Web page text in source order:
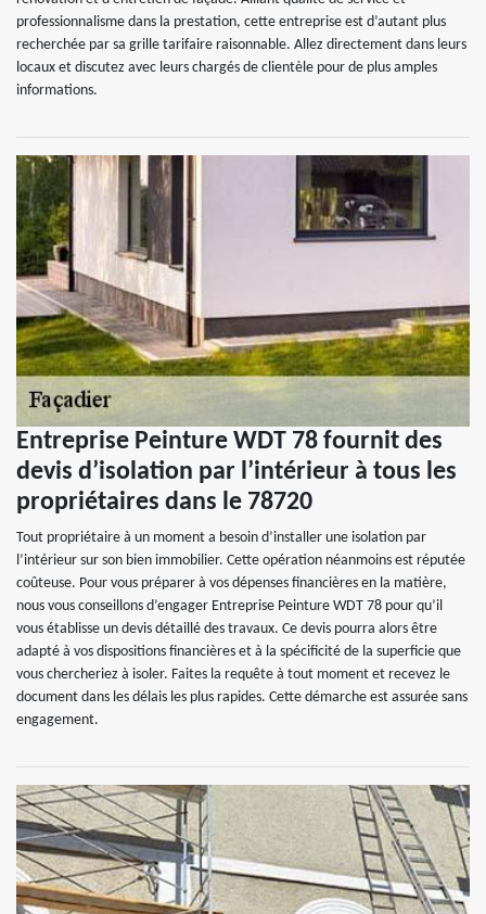
professionnalisme dans la prestation, cette entreprise est d’autant plus
recherchée par sa grille tarifaire raisonnable. Allez directement dans leurs
locaux et discutez avec leurs chargés de clientèle pour de plus amples
informations.
Entreprise Peinture WDT 78 fournit des
devis d’isolation par l’intérieur à tous les
propriétaires dans le 78720
Tout propriétaire à un moment a besoin d’installer une isolation par
l’intérieur sur son bien immobilier. Cette opération néanmoins est réputée
coûteuse. Pour vous préparer à vos dépenses financières en la matière,
nous vous conseillons d’engager Entreprise Peinture WDT 78 pour qu’il
vous établisse un devis détaillé des travaux. Ce devis pourra alors être
adapté à vos dispositions financières et à la spécificité de la superficie que
vous chercheriez à isoler. Faites la requête à tout moment et recevez le
document dans les délais les plus rapides. Cette démarche est assurée sans
engagement.